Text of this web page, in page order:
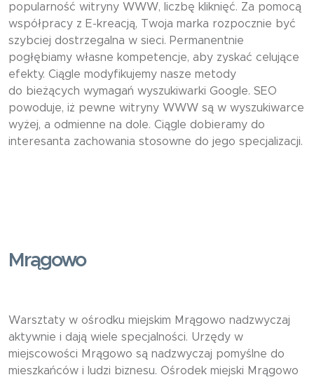
popularność witryny WWW, liczbę kliknięć. Za pomocą
współpracy z E-kreacją, Twoja marka rozpocznie być
szybciej dostrzegalna w sieci. Permanentnie
pogłębiamy własne kompetencje, aby zyskać celujące
efekty. Ciągle modyfikujemy nasze metody
do bieżących wymagań wyszukiwarki Google. SEO
powoduje, iż pewne witryny WWW są w wyszukiwarce
wyżej, a odmienne na dole. Ciągle dobieramy do
interesanta zachowania stosowne do jego specjalizacji.
Mrągowo
Warsztaty w ośrodku miejskim Mrągowo nadzwyczaj
aktywnie i dają wiele specjalności. Urzędy w
miejscowości Mrągowo są nadzwyczaj pomyślne do
mieszkańców i ludzi biznesu. Ośrodek miejski Mrągowo